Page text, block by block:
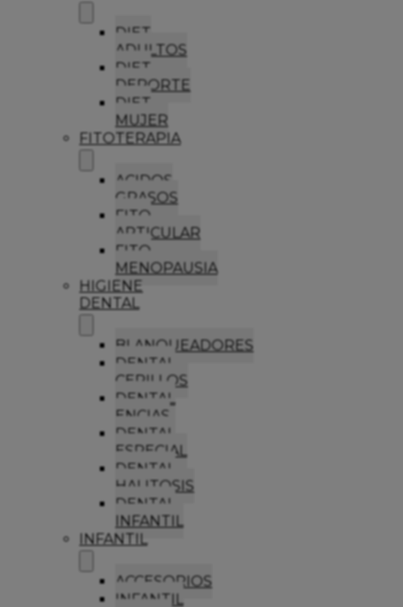
DIET
ADULTOS
DIET
DEPORTE
DIET
MUJER
FITOTERAPIA
ACIDOS
GRASOS
FITO
ARTICULAR
FITO
MENOPAUSIA
HIGIENE
DENTAL
BLANQUEADORES
DENTAL
CEPILLOS
DENTAL
ENCIAS
DENTAL
ESPECIAL
DENTAL
HALITOSIS
DENTAL
INFANTIL
INFANTIL
ACCESORIOS
INFANTIL